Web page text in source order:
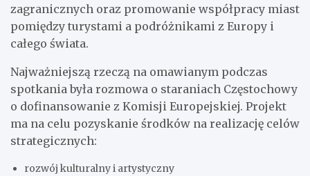
zagranicznych oraz promowanie współpracy miast
pomiędzy turystami a podróżnikami z Europy i
całego świata.
Najważniejszą rzeczą na omawianym podczas
spotkania była rozmowa o staraniach Częstochowy
o dofinansowanie z Komisji Europejskiej. Projekt
ma na celu pozyskanie środków na realizację celów
strategicznych:
rozwój kulturalny i artystyczny